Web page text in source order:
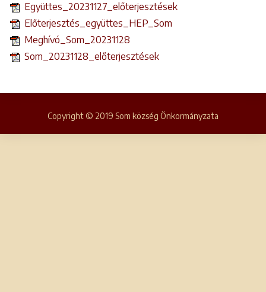
Együttes_20231127_előterjesztések
Előterjesztés_együttes_HEP_Som
Meghívó_Som_20231128
Som_20231128_előterjesztések
Copyright © 2019 Som község Önkormányzata